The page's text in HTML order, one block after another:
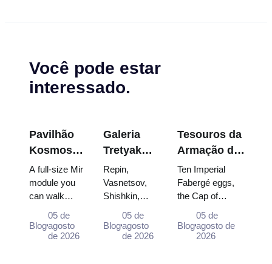
Você pode estar
interessado.
Pavilhão
Kosmos
na
VDNKh:
Dentro da
Maior
Exposição
A full-size Mir
module you
can walk
Energia–
Buran model,
Blog
05 de
agosto
de 2026
Galeria
Tretyakov:
As Obras-
Primas
que Vale a
Pena
Planejar a
Repin,
Vasnetsov,
Shishkin,
and Surikov
— the works
Blog
05 de
agosto
de 2026
Tesouros da
Armação do
Kremlin:
Ovos
Fabergé,
Tronos e
Trajes de
Ten Imperial
Fabergé eggs,
the Cap of
double throne of
two boy tsars
Blog
05 de
agosto de
2026